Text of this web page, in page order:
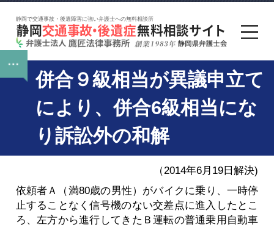
静岡で交通事故・後遺障害に強い弁護士への無料相談所
併合９級相当が異議申立て
により、併合6級相当にな
り訴訟外の和解
（2014年6月19日解決)
依頼者Ａ（満80歳の男性）がバイクに乗り、一時停
止することなく信号機のない交差点に進入したとこ
ろ、左方から進行してきたＢ運転の普通乗用自動車